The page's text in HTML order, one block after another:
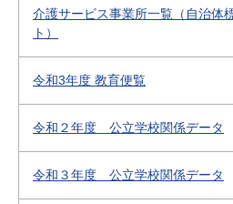
介護サービス事業所一覧（自治体
ト）
令和3年度 教育便覧
令和２年度 公立学校関係データ
令和３年度 公立学校関係データ